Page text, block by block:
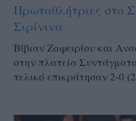
Πρωταθλήτριες στο
Σιρίνινα
Βίβιαν Ζαφειρίου και
στην πλατεία
τελικό επικράτησαν 2-0